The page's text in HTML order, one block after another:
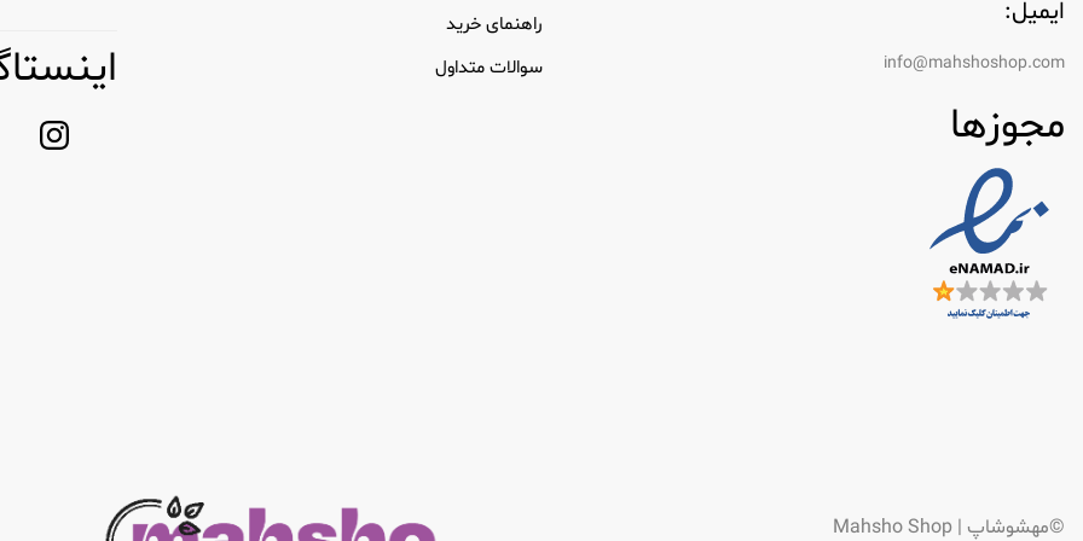
ایمیل:
info@mahshoshop.com
مجوزها
راهنمای خرید
سوالات متداول
©مهشوشاپ | Mahsho Shop